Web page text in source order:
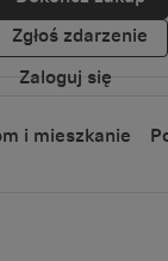
Zgłoś zdarzenie
Zaloguj się
i mieszkanie